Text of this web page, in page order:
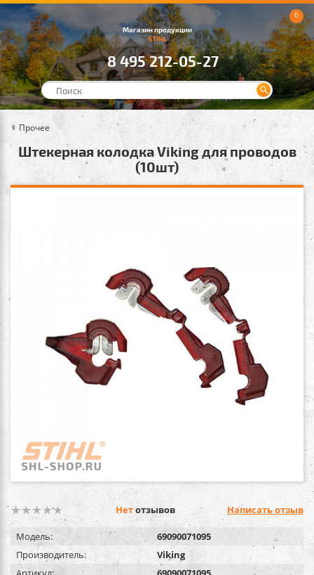
Магазин продукции
STIHL
8 495 212-05-27
0
Прочее
Штекерная колодка Viking для проводов
(10шт)
Нетотзывов Написать отзыв
Модель:
69090071095
Производитель:
Viking